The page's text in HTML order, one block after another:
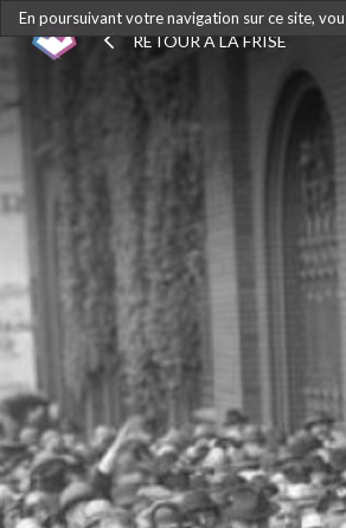
RETOUR À LA FRISE
En poursuivant votre navigation sur ce site,